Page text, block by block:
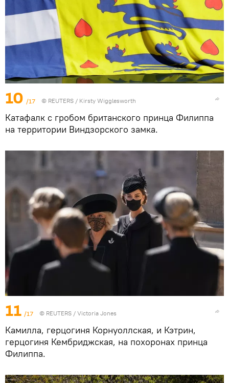
10 /17 © REUTERS / Kirsty Wigglesworth
Катафалк с гробом британского принца Филиппа
на территории Виндзорского замка.
11 /17 © REUTERS / Victoria Jones
Камилла, герцогиня Корнуоллская, и Кэтрин,
герцогиня Кембриджская, на похоронах принца
Филиппа.